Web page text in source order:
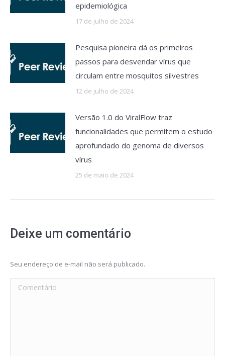
epidemiológica
17 de julho de 2024
Pesquisa pioneira dá os primeiros
passos para desvendar vírus que
circulam entre mosquitos silvestres
12 de julho de 2024
Versão 1.0 do ViralFlow traz
funcionalidades que permitem o estudo
aprofundado do genoma de diversos
vírus
25 de maio de 2024
Deixe um comentário
Seu endereço de e-mail não será publicado.
Comentário